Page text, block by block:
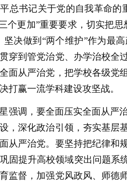
总书记关于党的自我革命的
个更加”重要要求，切实把
坚决做到“两个维护”作为最
穿到管党治党、办学治校全
面从严治党，把学校各级党
打赢一流学科建设攻坚战。
强调，要全面压实全面从严
，深化政治引领，夯实基层
从严治党。要坚持把纪律和
固提升高校领域突出问题系
监督，加强党风政风、师德